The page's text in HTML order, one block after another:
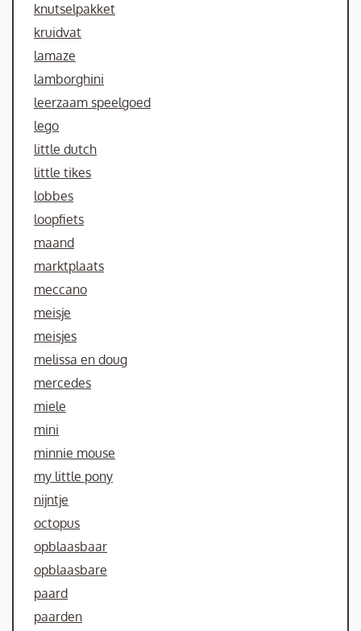
knutselpakket
kruidvat
lamaze
lamborghini
leerzaam speelgoed
lego
little dutch
little tikes
lobbes
loopfiets
maand
marktplaats
meccano
meisje
meisjes
melissa en doug
mercedes
miele
mini
minnie mouse
my little pony
nijntje
octopus
opblaasbaar
opblaasbare
paard
paarden